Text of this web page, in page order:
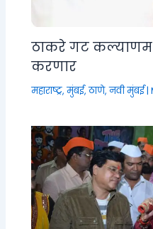
ठाकरे गट
करणार
महाराष्ट्र,मुंबई, ठाणे, नवी मुंबई|